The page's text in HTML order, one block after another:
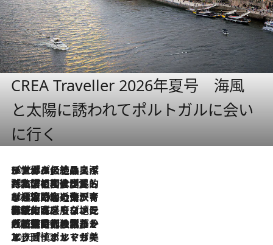
CREA Traveller 2026年夏号 海風
と太陽に誘われてポルトガルに会い
に行く
2026.8.8
リスボンの絶品スイーツ「パステル・デ・ナタ」とは？ポルトガル伝統の奥深い世界へ
2026.7.27
「私の祖国はポルトガル語です」国民的詩人フェルナンド・ペソアと、彼が愛した文学の街を歩く
2026.7.26
ポルトガル近海が育む極上の海の幸。キリリと冷えた白ワインと愉しむ、シーフード専門店の贅沢
2026.7.22
伝統の味をモダンに昇華。高感度な地元客が集う、リスボンの最旬ガストロノミー
2026.7.21
大航海時代の栄華から、震災、独裁、そして革命へ。ポルトガル・首都リスボンの石畳に刻まれた「歴史の光と影」
2026.7.13
エッセイ・ヤマザキマリ「慎ましくも美しき国 ポルトガル」